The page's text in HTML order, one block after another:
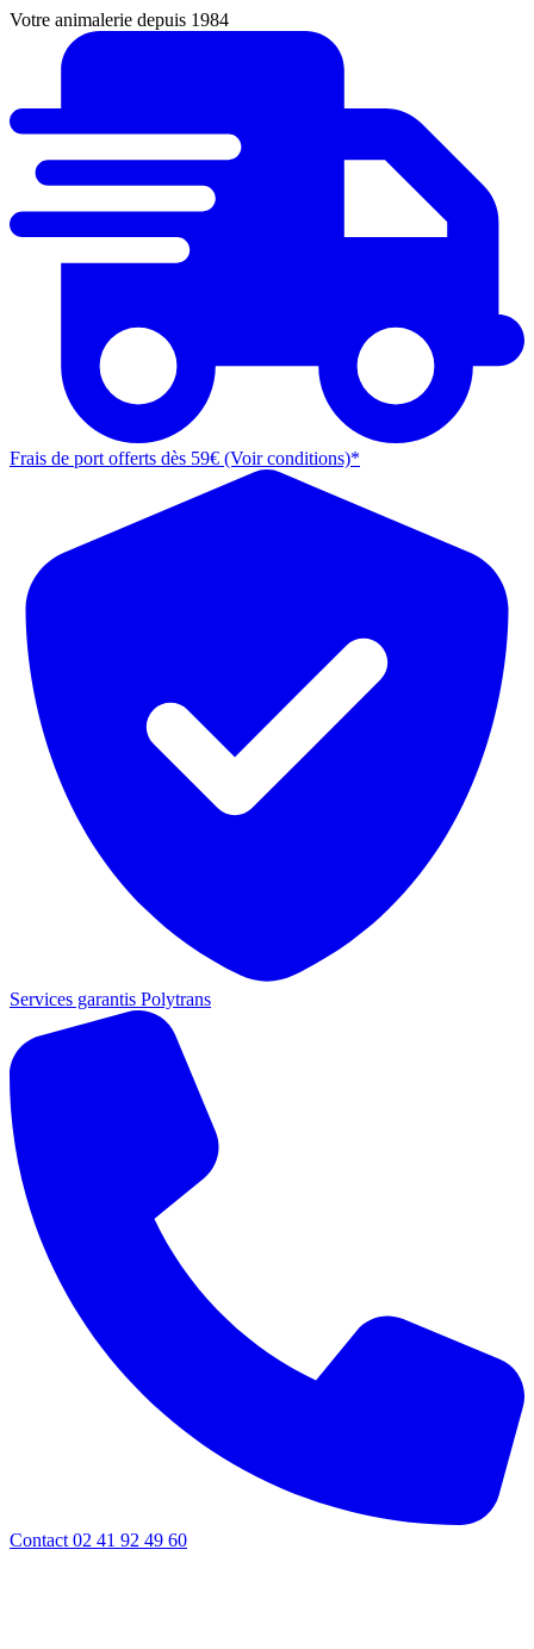
Votre animalerie depuis 1984
Frais de port offerts dès 59€ (Voir conditions)*
Services garantis Polytrans
Contact 02 41 92 49 60